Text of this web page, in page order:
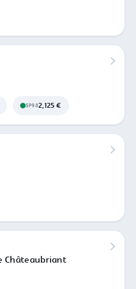
SP982,125 €
Châteaubriant